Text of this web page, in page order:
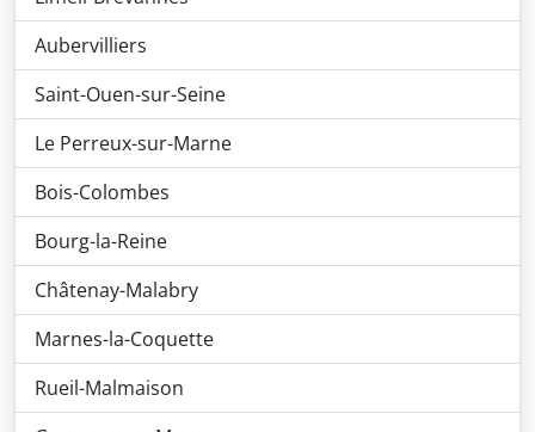
Aubervilliers
Saint-Ouen-sur-Seine
Le Perreux-sur-Marne
Bois-Colombes
Bourg-la-Reine
Châtenay-Malabry
Marnes-la-Coquette
Rueil-Malmaison